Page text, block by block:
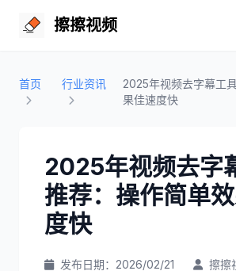
擦擦视频
首页 行业资讯
2025年视频去字幕工
果佳速度快
2025年视频去字
推荐：操作简单
度快
发布日期：2026/02/21
擦擦